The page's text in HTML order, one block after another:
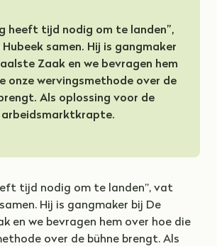
heeft tijd nodig om te landen”,
samen. Hij is gangmaker
Zaak en we bevragen hem
onze wervingsmethode over de
Als oplossing voor de
arbeidsmarktkrapte.
tijd nodig om te landen”, vat
Hij is gangmaker bij De
en we bevragen hem over hoe die
over de bühne brengt. Als